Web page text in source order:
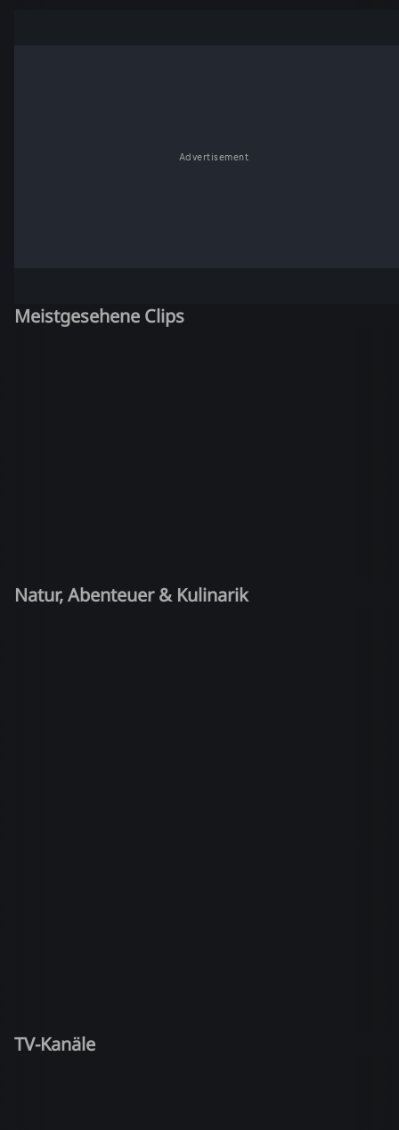
Advertisement
Meistgesehene Clips
Natur, Abenteuer & Kulinarik
TV-Kanäle